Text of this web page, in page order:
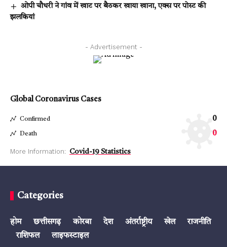
ओपी चौधरी ने गांव में खाट पर बैठकर खाया खाना, एक्स पर पोस्ट की
झलकियां
- Advertisement -
Global Coronavirus Cases
Confirmed 0
Death 0
More Information: Covid-19 Statistics
Categories
होम छत्तीसगढ़ कोरबा देश अंतर्राष्ट्रीय खेल
राजनीति
राशिफल
लाइफस्टाइल